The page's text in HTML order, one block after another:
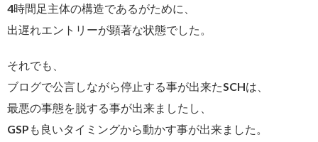
4時間足主体の構造であるがために、
出遅れエントリーが顕著な状態でした。
それでも、
ブログで公言しながら停止する事が出来たSCHは、
最悪の事態を脱する事が出来ましたし、
GSPも良いタイミングから動かす事が出来ました。